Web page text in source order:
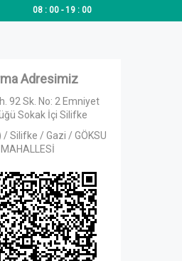
08 : 00 - 19 : 00
Adresimiz
92 Sk. No: 2 Emniyet
Sokak İçi Silifke
/ Silifke / Gazi / GÖKSU
MAHALLESİ